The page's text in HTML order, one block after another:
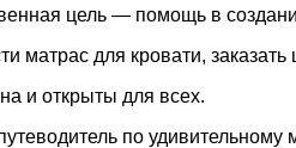
цель — помощь в
матрас для кровати,
и открыты для всех.
по